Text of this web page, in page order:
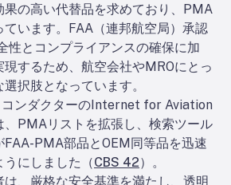
果の高い代替品を求めており、PMA
います。FAA（連邦航空局）承認
性とコンプライアンスの確保に加
現するため、航空会社やMROにとっ
択肢となっています。
ンダクターのInternet for Aviation
、PMAリストを拡張し、検索ツール
FAA-PMA部品とOEM同等品を迅速
にしました（CBS 42）。
、厳格な安全基準を満たし、透明